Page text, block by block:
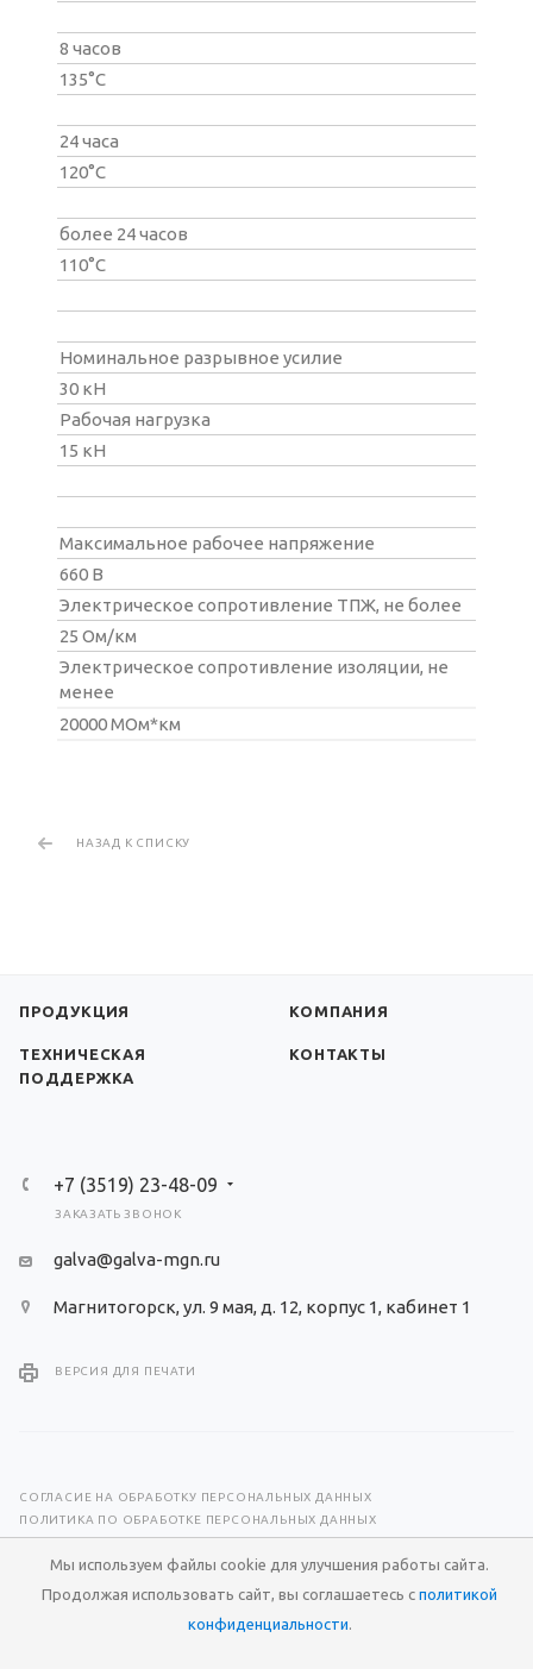
8 часов
135°С
24 часа
120°С
более 24 часов
110°С
Номинальное разрывное усилие
30 кН
Рабочая нагрузка
15 кН
Максимальное рабочее напряжение
660 В
Электрическое сопротивление ТПЖ, не более
25 Ом/км
Электрическое сопротивление изоляции, не
менее
20000 МОм*км⁠
НАЗАД К СПИСКУ
ПРОДУКЦИЯ КОМПАНИЯ
ТЕХНИЧЕСКАЯ
ПОДДЕРЖКА
КОНТАКТЫ
+7 (3519) 23-48-09
ЗАКАЗАТЬ ЗВОНОК
galva@galva-mgn.ru
Магнитогорск, ул. 9 мая, д. 12, корпус 1, кабинет 1
ВЕРСИЯ ДЛЯ ПЕЧАТИ
СОГЛАСИЕ НА ОБРАБОТКУ ПЕРСОНАЛЬНЫХ ДАННЫХ
ПОЛИТИКА ПО ОБРАБОТКЕ ПЕРСОНАЛЬНЫХ ДАННЫХ
© 2026 Научно-производственный центр «Гальва»
RuMaster
Мы используем файлы cookie для улучшения работы сайта.
Продолжая использовать сайт, вы соглашаетесь с политикой
конфиденциальности.